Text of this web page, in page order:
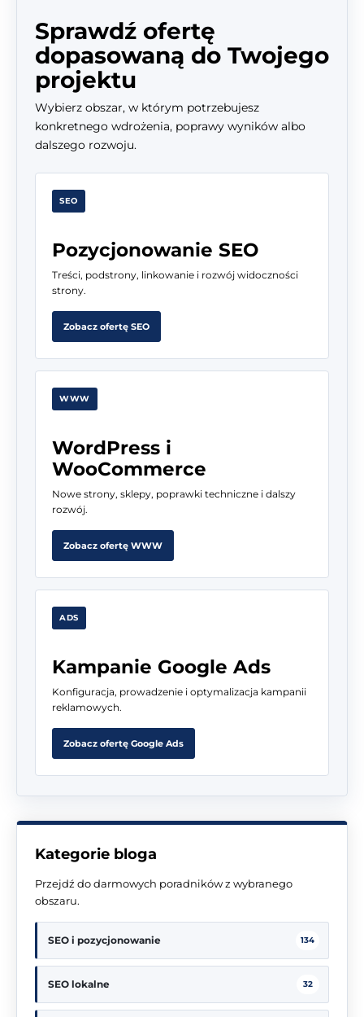
Sprawdź ofertę
dopasowaną do Twojego
projektu
Wybierz obszar, w którym potrzebujesz
konkretnego wdrożenia, poprawy wyników albo
dalszego rozwoju.
SEO
Pozycjonowanie SEO
Treści, podstrony, linkowanie i rozwój widoczności
strony.
Zobacz ofertę SEO
WWW
WordPress i
WooCommerce
Nowe strony, sklepy, poprawki techniczne i dalszy
rozwój.
Zobacz ofertę WWW
ADS
Kampanie Google Ads
Konfiguracja, prowadzenie i optymalizacja kampanii
reklamowych.
Zobacz ofertę Google Ads
Kategorie bloga
Przejdź do darmowych poradników z wybranego
obszaru.
SEO i pozycjonowanie 134
SEO lokalne 32